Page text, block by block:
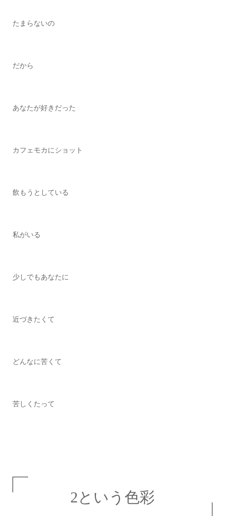
たまらないの
だから
あなたが好きだった
カフェモカにショット
飲もうとしている
私がいる
少しでもあなたに
近づきたくて
どんなに苦くて
苦しくたって
2という色彩